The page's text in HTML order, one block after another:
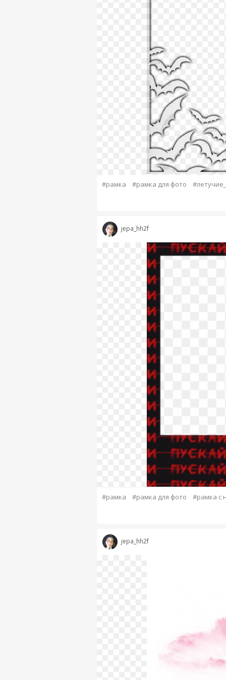
#рамка #рамка для фото
jepa_hh2f
#рамка #рамка для фото #рамка с
jepa_hh2f